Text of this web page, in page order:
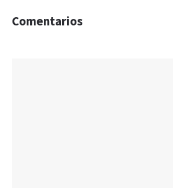
Comentarios